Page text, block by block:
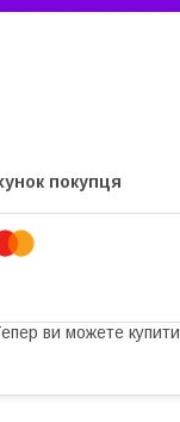
покупця
ви можете купити